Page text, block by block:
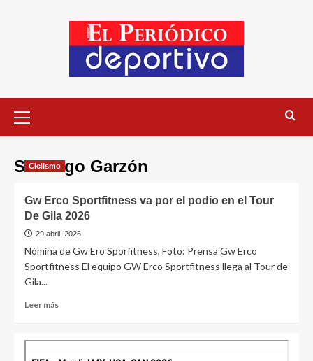
Santiago Garzón
Ciclismo
Gw Erco Sportfitness va por el podio en el Tour
De Gila 2026
29 abril, 2026
Nómina de Gw Ero Sporfitness, Foto: Prensa Gw Erco
Sportfitness El equipo GW Erco Sportfitness llega al Tour de
Gila...
Leer más